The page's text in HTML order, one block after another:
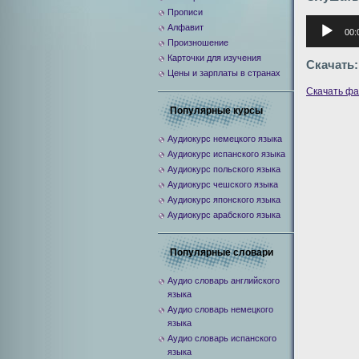
Аудиоплеер
Скачать:
Скачать
Прописи
Алфавит
Произношение
Карточки для изучения
Цены и зарплаты в странах
Популярные курсы
Аудиокурс немецкого языка
Аудиокурс испанского языка
Аудиокурс польского языка
Аудиокурс чешского языка
Аудиокурс японского языка
Аудиокурс арабского языка
Популярные словари
Аудио словарь английского
языка
Аудио словарь немецкого
языка
Аудио словарь испанского
языка